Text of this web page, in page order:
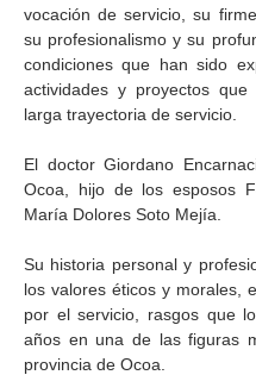
vocación de servicio, su
su profesionalismo y su
condiciones que han sido
actividades y proyectos
larga trayectoria de servicio.
El doctor Giordano
Ocoa, hijo de los esposos
María Dolores Soto Mejía.
Su historia personal y
los valores éticos y morales,
por el servicio, rasgos que
años en una de las figuras
provincia de Ocoa.